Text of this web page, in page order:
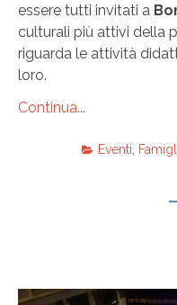
essere tutti invitati a
culturali più attivi della
riguarda le attività
loro.
Continua...
Eventi